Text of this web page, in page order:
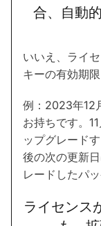
合、自動
いいえ、ライ
キーの有効期
例：2023年12
お持ちです。
ップグレード
後の次の更新
レードしたパ
ライセンス